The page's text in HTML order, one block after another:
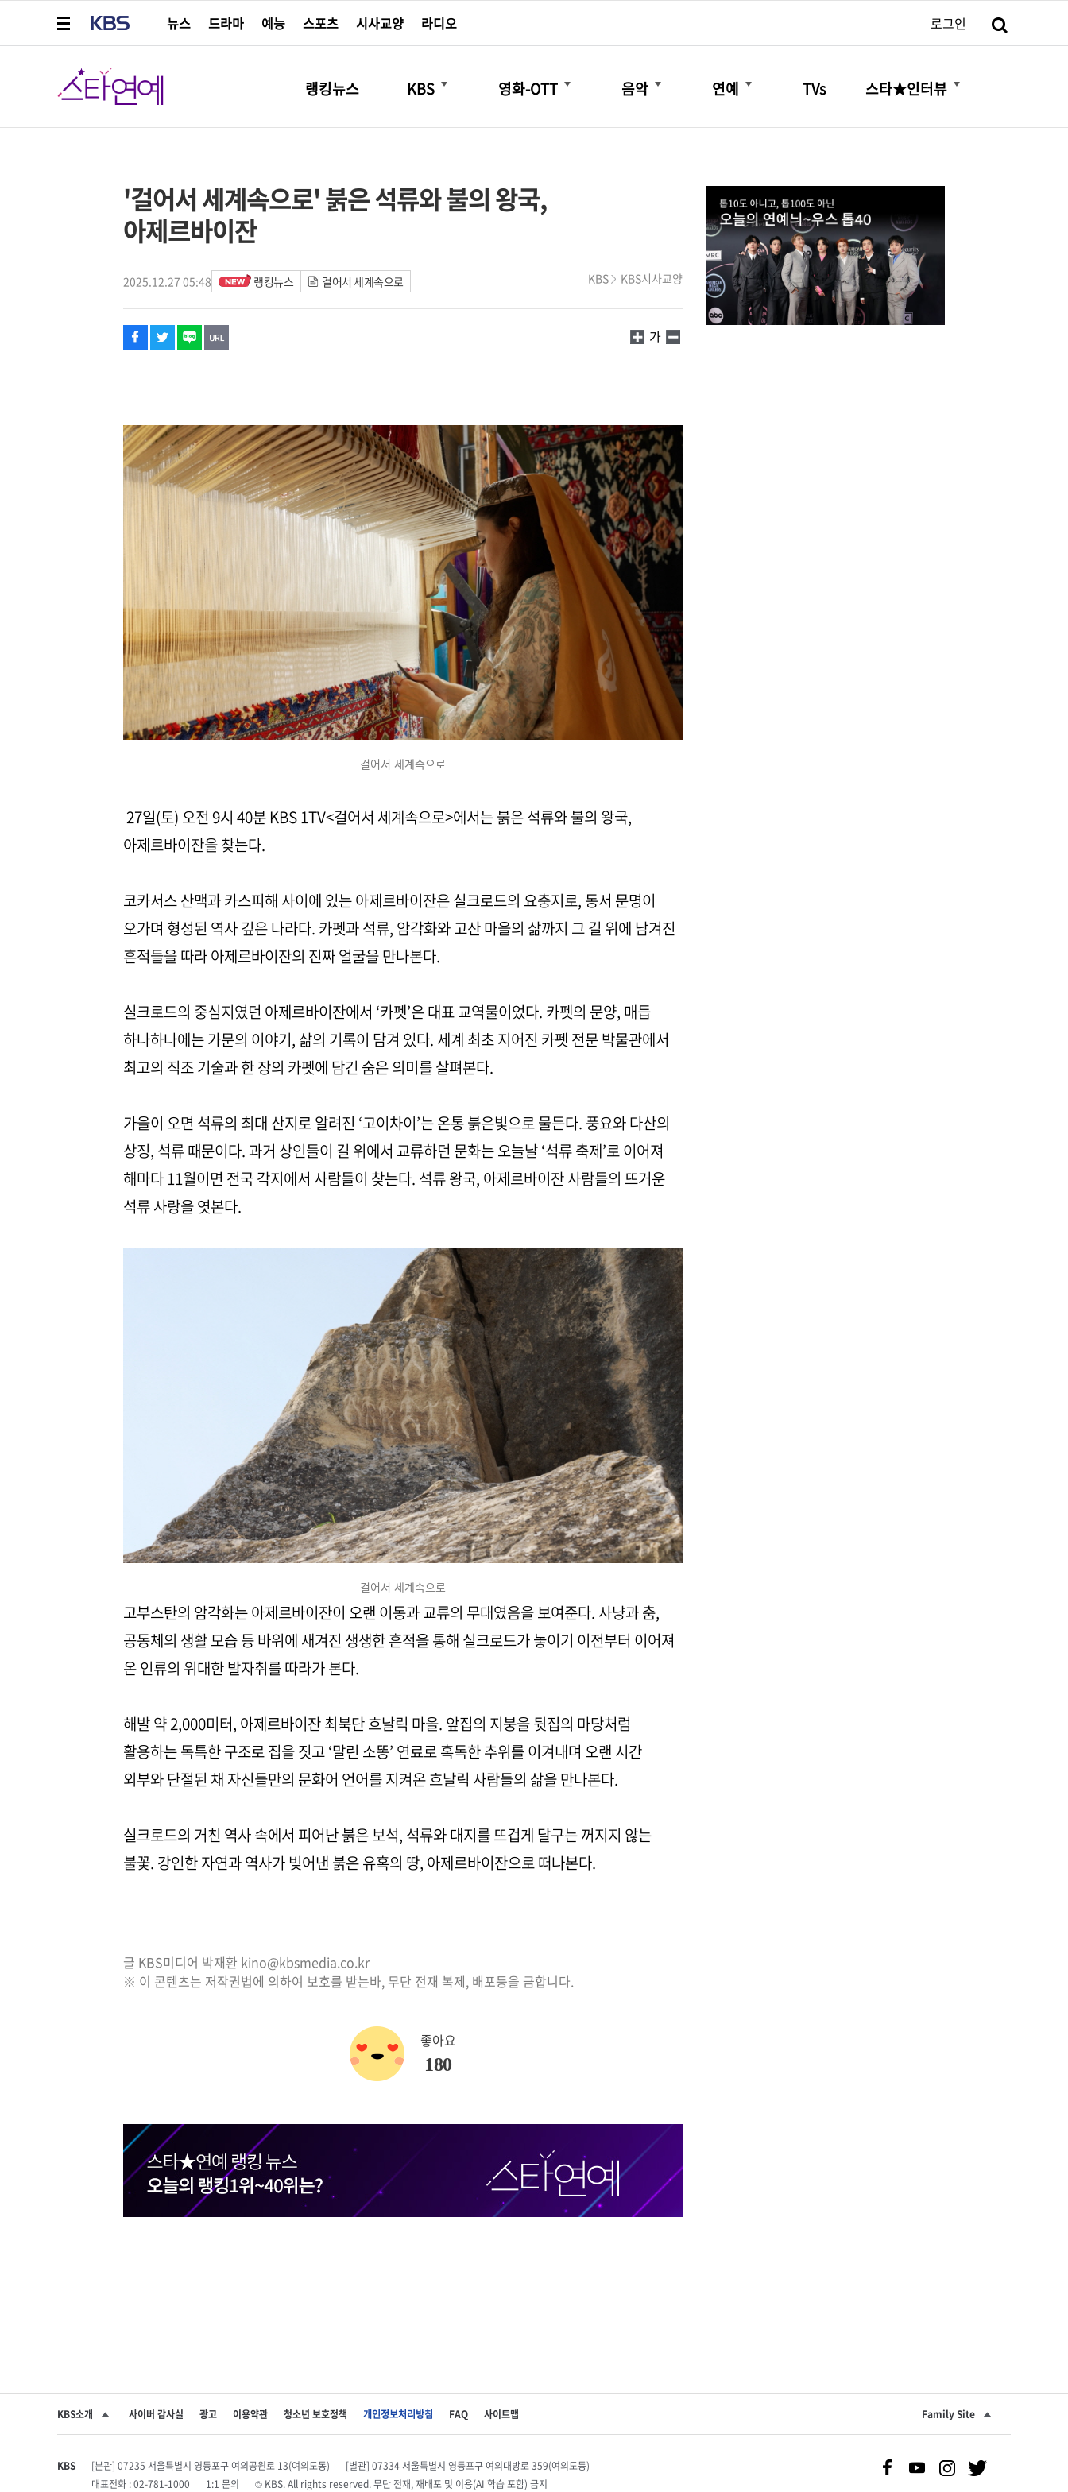
뉴스
드라마 예능 스포츠 시사교양 라디오 로그인
스타연예
랭킹뉴스 KBS
더보기
영화-OTT
더보기
음악
더보기
연예
더보기
TVs 스타★인터뷰
더보기
'걸어서 세계속으로' 붉은 석류와 불의 왕국,
아제르바이잔
2025.12.27 05:48 랭킹뉴스 걸어서 세계속으로 KBS KBS시사교양
페이스북
트위터
네이버
URL복사
글씨 작게보기
가
글씨 크게보기
걸어서 세계속으로
27일(토) 오전 9시 40분 KBS 1TV<걸어서 세계속으로>에서는 붉은 석류와 불의 왕국,
아제르바이잔을 찾는다.
코카서스 산맥과 카스피해 사이에 있는 아제르바이잔은 실크로드의 요충지로, 동서 문명이
오가며 형성된 역사 깊은 나라다. 카펫과 석류, 암각화와 고산 마을의 삶까지 그 길 위에 남겨진
흔적들을 따라 아제르바이잔의 진짜 얼굴을 만나본다.
실크로드의 중심지였던 아제르바이잔에서 ‘카펫’은 대표 교역물이었다. 카펫의 문양, 매듭
하나하나에는 가문의 이야기, 삶의 기록이 담겨 있다. 세계 최초 지어진 카펫 전문 박물관에서
최고의 직조 기술과 한 장의 카펫에 담긴 숨은 의미를 살펴본다.
가을이 오면 석류의 최대 산지로 알려진 ‘고이차이’는 온통 붉은빛으로 물든다. 풍요와 다산의
상징, 석류 때문이다. 과거 상인들이 길 위에서 교류하던 문화는 오늘날 ‘석류 축제’로 이어져
해마다 11월이면 전국 각지에서 사람들이 찾는다. 석류 왕국, 아제르바이잔 사람들의 뜨거운
석류 사랑을 엿본다.
걸어서 세계속으로
고부스탄의 암각화는 아제르바이잔이 오랜 이동과 교류의 무대였음을 보여준다. 사냥과 춤,
공동체의 생활 모습 등 바위에 새겨진 생생한 흔적을 통해 실크로드가 놓이기 이전부터 이어져
온 인류의 위대한 발자취를 따라가 본다.
해발 약 2,000미터, 아제르바이잔 최북단 흐날릭 마을. 앞집의 지붕을 뒷집의 마당처럼
활용하는 독특한 구조로 집을 짓고 ‘말린 소똥’ 연료로 혹독한 추위를 이겨내며 오랜 시간
외부와 단절된 채 자신들만의 문화어 언어를 지켜온 흐날릭 사람들의 삶을 만나본다.
실크로드의 거친 역사 속에서 피어난 붉은 보석, 석류와 대지를 뜨겁게 달구는 꺼지지 않는
불꽃. 강인한 자연과 역사가 빚어낸 붉은 유혹의 땅, 아제르바이잔으로 떠나본다.
글 KBS미디어 박재환 kino@kbsmedia.co.kr
※ 이 콘텐츠는 저작권법에 의하여 보호를 받는바, 무단 전재 복제, 배포등을 금합니다.
좋아요
180
KBS소개 사이버 감사실 광고 이용약관 청소년 보호정책 개인정보처리방침 FAQ 사이트맵 Family Site
KBS [본관] 07235 서울특별시 영등포구 여의공원로 13(여의도동)
[별관] 07334 서울특별시 영등포구 여의대방로 359(여의도동)
대표전화 : 02-781-1000
1:1 문의 © KBS. All rights reserved. 무단 전재, 재배포 및 이용(AI 학습 포함) 금지
SNS 공유하기